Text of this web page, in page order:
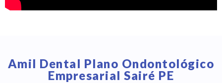
Amil Dental Plano Ondontológico
Empresarial Sairé PE